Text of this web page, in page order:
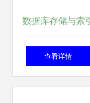
数据库存储与索引
技术 三 lsm树实现
查看详情